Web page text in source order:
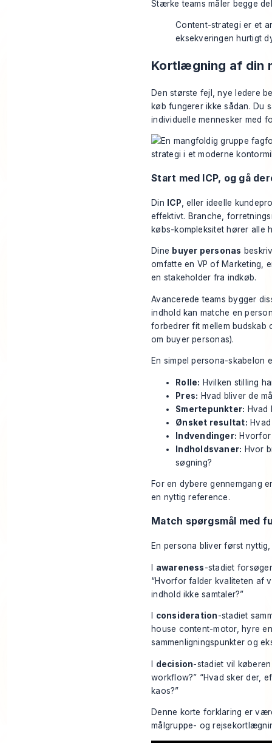
Stærke teams måler begge
Content-strategi er et
eksekveringen hurtigt
Kortlægning af din
Den største fejl, nye ledere
køb fungerer ikke sådan. Du
individuelle mennesker med
Start med ICP, og gå
Din ICP , eller ideelle
effektivt. Branche,
købs-kompleksitet hører alle
Dine buyer personas
omfatte en VP of Marketing,
en stakeholder fra indkøb.
Avancerede teams bygger
indhold kan matche en
forbedrer fit mellem budskab
om buyer personas).
En simpel persona-skabelon
Rolle: Hvilken stilling
Pres: Hvad bliver de
Smertepunkter: Hvad
Ønsket resultat:
Indvendinger:
Indholdsvaner: Hvor
søgning?
For en dybere gennemgang
en nyttig reference.
Match spørgsmål med
En persona bliver først
I awareness-stadiet
“Hvorfor falder kvaliteten af
indhold ikke samtaler?”
consideration-stadiet
house content-motor, hyre
sammenligningspunkter og
I decision-stadiet vil
workflow?” “Hvad sker der,
kaos?”
Denne korte forklaring er
målgruppe- og